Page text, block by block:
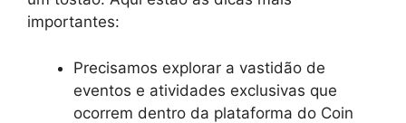
importantes:
Precisamos explorar a vastidão de
eventos e atividades exclusivas que
ocorrem dentro da plataforma do Coin